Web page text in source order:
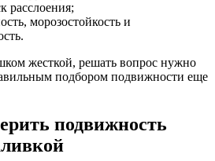
расслоения;
морозостойкость и
жесткой, решать вопрос нужно
подбором подвижности еще
подвижность